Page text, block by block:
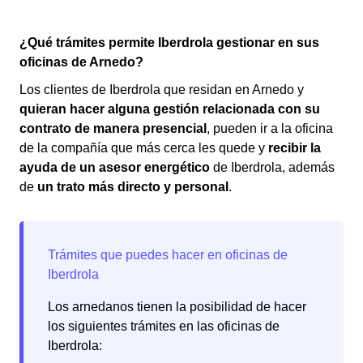
¿Qué trámites permite Iberdrola gestionar en sus
oficinas de Arnedo?
Los clientes de Iberdrola que residan en Arnedo y
quieran hacer alguna gestión relacionada con su
contrato de manera presencial , pueden ir a la oficina
de la compañía que más cerca les quede y recibir la
ayuda de un asesor energético de Iberdrola, además
de un trato más directo y personal .
Los arnedanos tienen la posibilidad de hacer
los siguientes trámites en las oficinas de
Iberdrola: